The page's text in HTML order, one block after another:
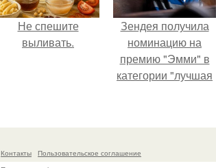
Не спешите
выливать.
Зендея получила
номинацию на
премию "Эмми" в
категории "лучшая
сериале" за третий
Контакты
Пользовательское соглашение